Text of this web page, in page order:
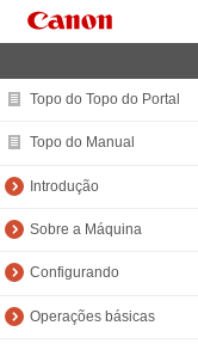
Topo do Topo do Portal
Topo do Manual
Introdução
Sobre a Máquina
Configurando
Operações básicas